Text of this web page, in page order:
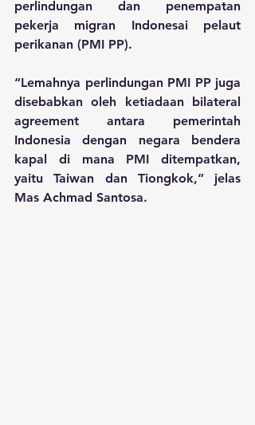
perlindungan dan penempatan
pekerja migran Indonesai pelaut
perikanan (PMI PP).
“Lemahnya perlindungan PMI PP juga
disebabkan oleh ketiadaan bilateral
agreement antara pemerintah
Indonesia dengan negara bendera
kapal di mana PMI ditempatkan,
yaitu Taiwan dan Tiongkok,” jelas
Mas Achmad Santosa.